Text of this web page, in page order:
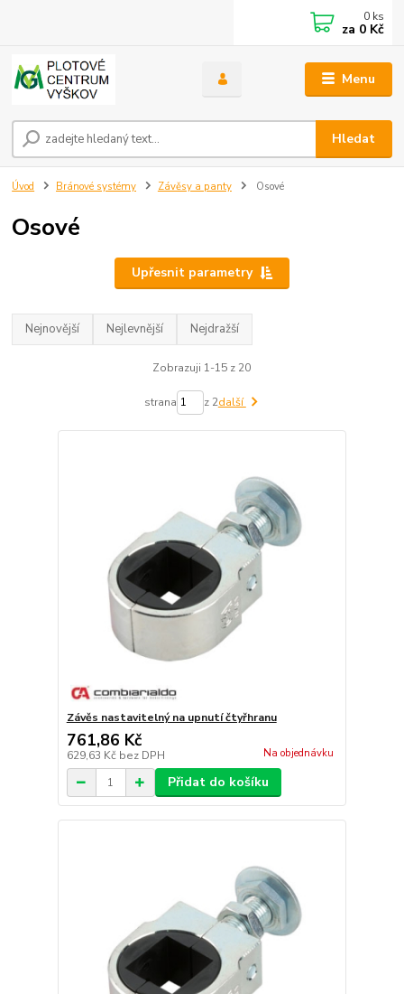
Menu
Hledat
0 ks
za 0 Kč
Úvod Bránové systémy Závěsy a panty Osové
Osové
Upřesnit parametry
Nejnovější Nejlevnější Nejdražší
Zobrazuji 1-15 z 20
strana z 2další
Závěs nastavitelný na upnutí čtyřhranu
761,86 Kč
629,63 Kč bez DPH Na objednávku
Přidat do košíku